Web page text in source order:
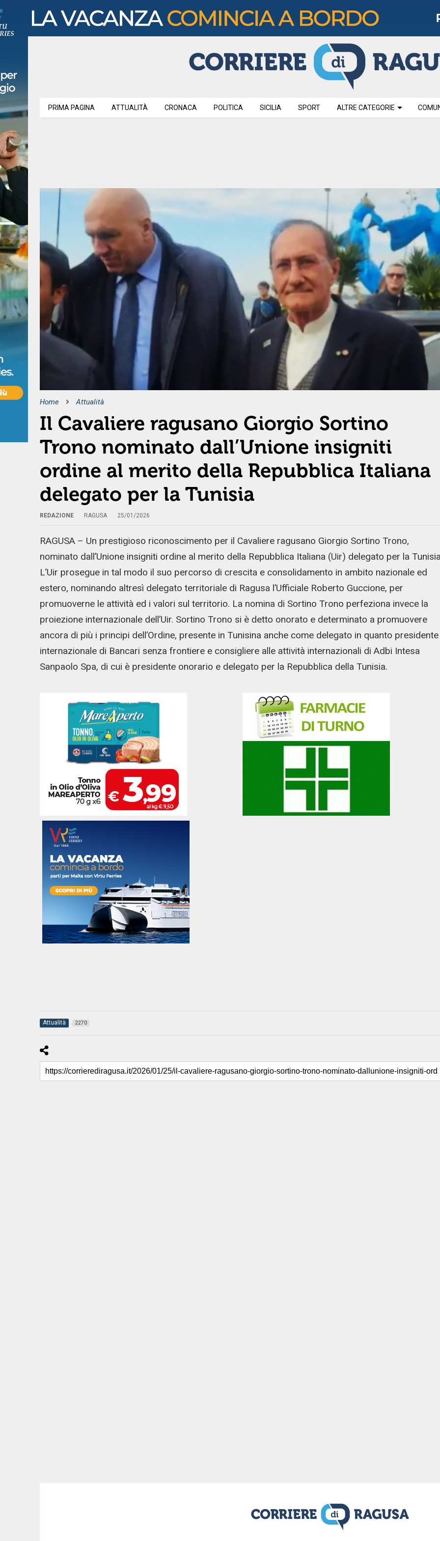
PRIMA PAGINA ATTUALITÀ CRONACA POLITICA SICILIA SPORT ALTRE CATEGORIE
Home Attualità
Il Cavaliere ragusano Giorgio Sortino
Trono nominato dall’Unione insigniti
ordine al merito della Repubblica Italiana
delegato per la Tunisia
REDAZIONE RAGUSA 25/01/2026
RAGUSA – Un prestigioso riconoscimento per il Cavaliere ragusano Giorgio Sortino Trono,
nominato dall’Unione insigniti ordine al merito della Repubblica Italiana (Uir) delegato per la
L’Uir prosegue in tal modo il suo percorso di crescita e consolidamento in ambito nazionale ed
estero, nominando altresì delegato territoriale di Ragusa l’Ufficiale Roberto Guccione, per
promuoverne le attività ed i valori sul territorio. La nomina di Sortino Trono perfeziona invece la
proiezione internazionale dell’Uir. Sortino Trono si è detto onorato e determinato a promuovere
ancora di più i principi dell’Ordine, presente in Tunisina anche come delegato in quanto presidente
internazionale di Bancari senza frontiere e consigliere alle attività internazionali di Adbi Intesa
Sanpaolo Spa, di cui è presidente onorario e delegato per la Repubblica della Tunisia.
Attualità 2270